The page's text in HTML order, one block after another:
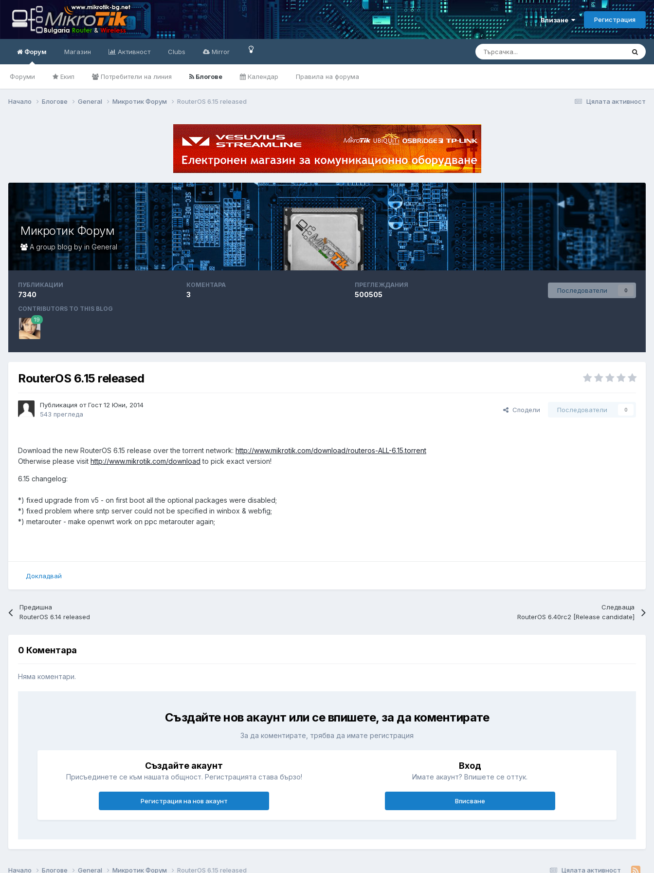
Влизане Регистрация
Форум
Форуми Екип Потребители на линия Блогове Календар Правила на форума
Магазин Активност Clubs Mirror
Цялата активност
Начало Блогове General Микротик Форум RouterOS 6.15 released
Микротик Форум
A group blog by in General
Последователи 0
ПУБЛИКАЦИИ
7340
КОМЕНТАРА
3
ПРЕГЛЕЖДАНИЯ
500505
CONTRIBUTORS TO THIS BLOG
19
RouterOS 6.15 released
Публикация от Гост12 Юни, 2014
543 прегледа
Сподели Последователи 0
Download the new RouterOS 6.15 release over the torrent network: http://www.mikrotik.com/download/routeros-ALL-6.15.torrent
Otherwise please visit http://www.mikrotik.com/download to pick exact version!
6.15 changelog:
*) fixed upgrade from v5 - on first boot all the optional packages were disabled;
*) fixed problem where sntp server could not be specified in winbox & webfig;
*) metarouter - make openwrt work on ppc metarouter again;
Докладвай
Предишна
RouterOS 6.14 released
Следваща
RouterOS 6.40rc2 [Release candidate]
0 Коментара
Няма коментари.
Създайте нов акаунт или се впишете, за да коментирате
За да коментирате, трябва да имате регистрация
Създайте акаунт
Присъединете се към нашата общност. Регистрацията става бързо!
Регистрация на нов акаунт
Вход
Имате акаунт? Впишете се оттук.
Вписване
Цялата активност
Начало Блогове General Микротик Форум RouterOS 6.15 released